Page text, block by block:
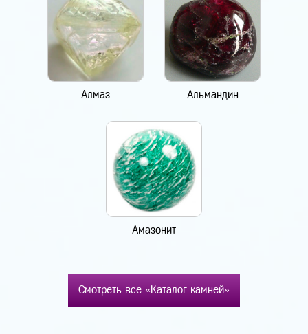
Алмаз Альмандин
Амазонит
Смотреть все «Каталог камней»